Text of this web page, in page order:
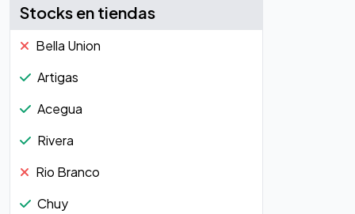
Stocks en tiendas
Bella Union
Artigas
Acegua
Rivera
Rio Branco
Chuy